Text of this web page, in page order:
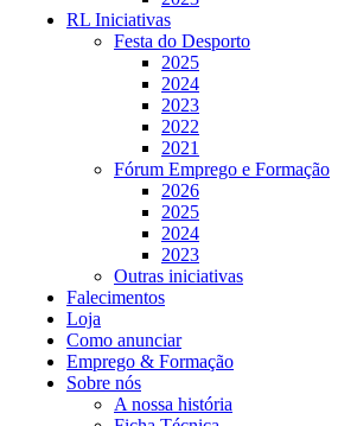
RL Iniciativas
Festa do Desporto
2025
2024
2023
2022
2021
Fórum Emprego e Formação
2026
2025
2024
2023
Outras iniciativas
Falecimentos
Loja
Como anunciar
Emprego & Formação
Sobre nós
A nossa história